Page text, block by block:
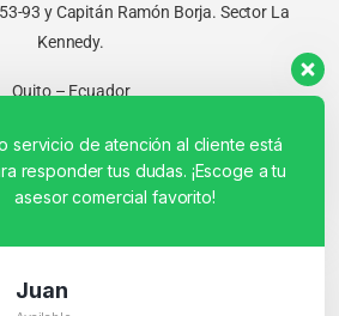
93 y Capitán Ramón Borja. Sector La
Kennedy.
Quito – Ecuador
servicio de atención al cliente está
responder tus dudas. ¡Escoge a tu
asesor comercial favorito!
Juan